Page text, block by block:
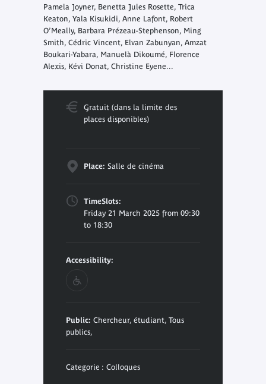
Pamela Joyner, Benetta Jules Rosette, Trica
Keaton, Yala Kisukidi, Anne Lafont, Robert
O’Meally, Barbara Prézeau-Stephenson, Ming
Smith, Cédric Vincent, Elvan Zabunyan, Amzat
Boukari-Yabara, Manuelà Dikoumé, Florence
Alexis, Kévi Donat, Christine Eyene...
Gratuit (dans la limite des
places disponibles)
Place: Salle de cinéma
TimeSlots:
Friday 21 March 2025 from 09:30
to 18:30
Accessibility:
Public: Chercheur, étudiant, Tous
publics,
Categorie : Colloques